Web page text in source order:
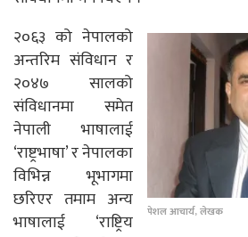
पेशल आचार्य, लेखक
२०६३ को नेपालको
अन्तरिम संविधान र
२०४७ सालको
संविधानमा समेत
नेपाली भाषालाई
‘राष्ट्रभाषा’ र नेपालका
विभिन्न भूभागमा
छरिएर तमाम अन्य
भाषालाई ‘राष्ट्रिय